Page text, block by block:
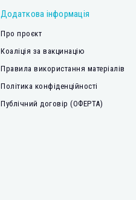
Додаткова інформація
Про проєкт
Коаліція за вакцинацію
Правила використання матеріалів
Політика конфіденційності
Публічний договір (ОФЕРТА)